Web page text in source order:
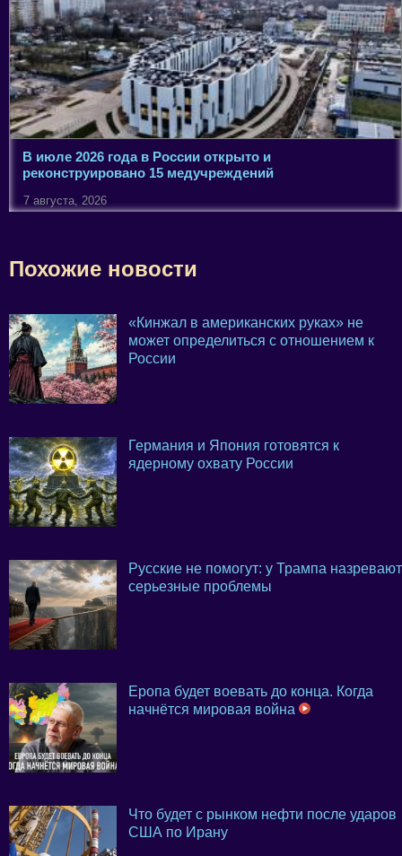
В июле 2026 года в России открыто и
реконструировано 15 медучреждений
7 августа, 2026
Похожие новости
«Кинжал в американских руках» не
может определиться с отношением к
России
Германия и Япония готовятся к
ядерному охвату России
Русские не помогут: у Трампа назревают
серьезные проблемы
Еропа будет воевать до конца. Когда
начнётся мировая война
Что будет с рынком нефти после ударов
США по Ирану